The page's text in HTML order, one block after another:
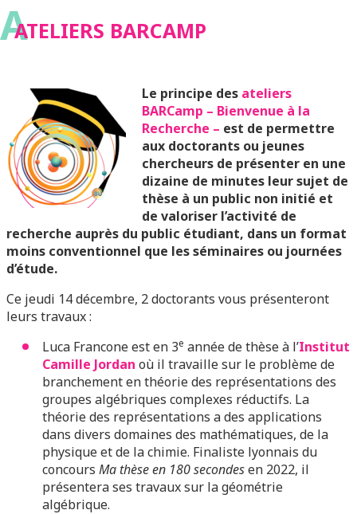
AATELIERS BARCAMP
Le principe des ateliers
BARCamp – Bienvenue à la
Recherche – est de permettre
aux doctorants ou jeunes
chercheurs de présenter en une
dizaine de minutes leur sujet de
thèse à un public non initié et
de valoriser l’activité de
recherche auprès du public étudiant, dans un format
moins conventionnel que les séminaires ou journées
d’étude.
Ce jeudi 14 décembre, 2 doctorants vous présenteront
leurs travaux :
Luca Francone est en 3e année de thèse à l’Institut
Camille Jordan où il travaille sur le problème de
branchement en théorie des représentations des
groupes algébriques complexes réductifs. La
théorie des représentations a des applications
dans divers domaines des mathématiques, de la
physique et de la chimie. Finaliste lyonnais du
concours Ma thèse en 180 secondesen 2022, il
présentera ses travaux sur la géométrie
algébrique.